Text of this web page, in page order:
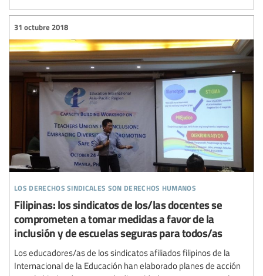
los derechos sindicales son derechos humanos
31 octubre 2018
Filipinas: los sindicatos de los/las docentes se
comprometen a tomar medidas a favor de la
inclusión y de escuelas seguras para todos/as
Los educadores/as de los sindicatos afiliados filipinos de la
Internacional de la Educación han elaborado planes de acción